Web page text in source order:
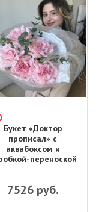
Букет «‎Доктор
прописал»‎ с
аквабоксом и
переноской
7526руб.